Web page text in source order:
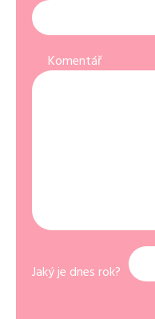
Komentář
Jaký je dnes rok?